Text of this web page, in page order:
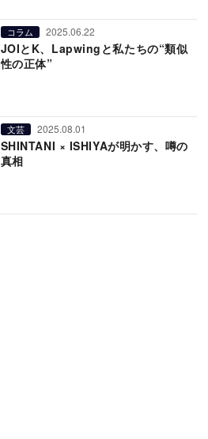
コラム 2025.06.22
JOIとK、Lapwingと私たちの“類似
性の正体”
文芸 2025.08.01
SHINTANI × ISHIYAが明かす、噂の
真相